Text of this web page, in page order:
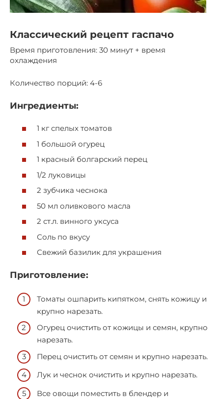
Классический рецепт гаспачо
Время приготовления: 30 минут + время
охлаждения
Количество порций: 4-6
Ингредиенты:
1 кг спелых томатов
1 большой огурец
1 красный болгарский перец
1/2 луковицы
2 зубчика чеснока
50 мл оливкового масла
2 ст.л. винного уксуса
Соль по вкусу
Свежий базилик для украшения
Приготовление:
Томаты ошпарить кипятком, снять кожицу и
крупно нарезать.
Огурец очистить от кожицы и семян, крупно
нарезать.
Перец очистить от семян и крупно нарезать.
Лук и чеснок очистить и крупно нарезать.
Все овощи поместить в блендер и